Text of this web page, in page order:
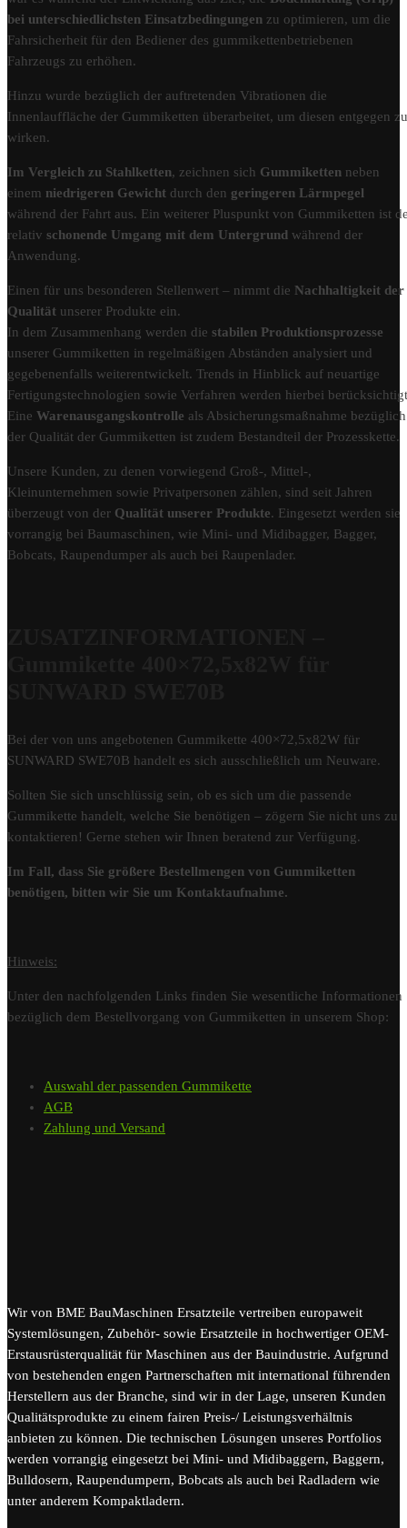
bei unterschiedlichsten Einsatzbedingungen zu optimieren, um die
Fahrsicherheit für den Bediener des gummikettenbetriebenen
Fahrzeugs zu erhöhen.
Hinzu wurde bezüglich der auftretenden Vibrationen die
Innenlauffläche der Gummiketten überarbeitet, um diesen entgegen zu
wirken.
Im Vergleich zu Stahlketten, zeichnen sich Gummiketten neben
einem niedrigeren Gewicht durch den geringeren Lärmpegel
während der Fahrt aus. Ein weiterer Pluspunkt von Gummiketten ist
relativ schonende Umgang mit dem Untergrund während der
Anwendung.
Einen für uns besonderen Stellenwert – nimmt die Nachhaltigkeit der
Qualität unserer Produkte ein.
In dem Zusammenhang werden die stabilen Produktionsprozesse
unserer Gummiketten in regelmäßigen Abständen analysiert und
gegebenenfalls weiterentwickelt. Trends in Hinblick auf neuartige
Fertigungstechnologien sowie Verfahren werden hierbei
Eine Warenausgangskontrolle als Absicherungsmaßnahme bezüglich
der Qualität der Gummiketten ist zudem Bestandteil der Prozesskette.
Unsere Kunden, zu denen vorwiegend Groß-, Mittel-,
Kleinunternehmen sowie Privatpersonen zählen, sind seit Jahren
überzeugt von der Qualität unserer Produkte. Eingesetzt werden sie
vorrangig bei Baumaschinen, wie Mini- und Midibagger, Bagger,
Bobcats, Raupendumper als auch bei Raupenlader.
Bei der von uns angebotenen Gummikette 400×72,5x82W für
SUNWARD SWE70B handelt es sich ausschließlich um Neuware.
Sollten Sie sich unschlüssig sein, ob es sich um die passende
Gummikette handelt, welche Sie benötigen – zögern Sie nicht uns zu
kontaktieren! Gerne stehen wir Ihnen beratend zur Verfügung.
Im Fall, dass Sie größere Bestellmengen von Gummiketten
benötigen, bitten wir Sie um Kontaktaufnahme.
Hinweis:
Unter den nachfolgenden Links finden Sie wesentliche Informationen
bezüglich dem Bestellvorgang von Gummiketten in unserem Shop:
Auswahl der passenden Gummikette
AGB
Zahlung und Versand
Wir von BME BauMaschinen Ersatzteile vertreiben europaweit
Systemlösungen, Zubehör- sowie Ersatzteile in hochwertiger OEM-
Erstausrüsterqualität für Maschinen aus der Bauindustrie. Aufgrund
von bestehenden engen Partnerschaften mit international führenden
Herstellern aus der Branche, sind wir in der Lage, unseren Kunden
Qualitätsprodukte zu einem fairen Preis-/ Leistungsverhältnis
anbieten zu können. Die technischen Lösungen unseres Portfolios
werden vorrangig eingesetzt bei Mini- und Midibaggern, Baggern,
Bulldosern, Raupendumpern, Bobcats als auch bei Radladern wie
unter anderem Kompaktladern.